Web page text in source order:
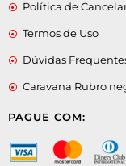
Política de
Termos de Uso
Dúvidas
Caravana Rubro
PAGUE COM: